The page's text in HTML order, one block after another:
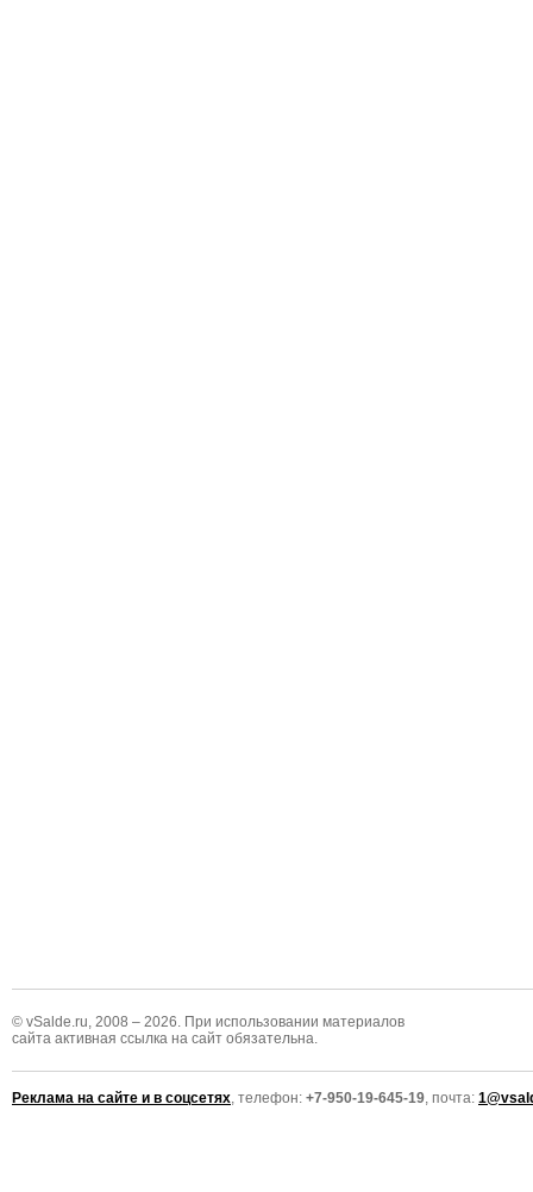
© vSalde.ru, 2008 – 2026. При использовании материалов
сайта активная ссылка на сайт обязательна.
Реклама на сайте и в соцсетях, телефон: +7-950-19-645-19, почта: